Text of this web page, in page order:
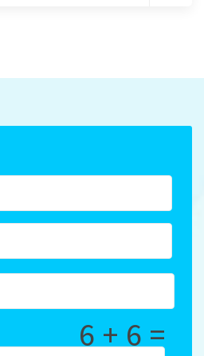
6 + 6 =